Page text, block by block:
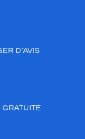
D’AVIS